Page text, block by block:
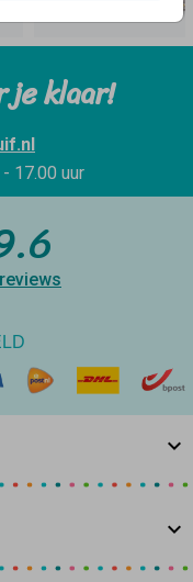
je klaar!
17.00 uur
reviews